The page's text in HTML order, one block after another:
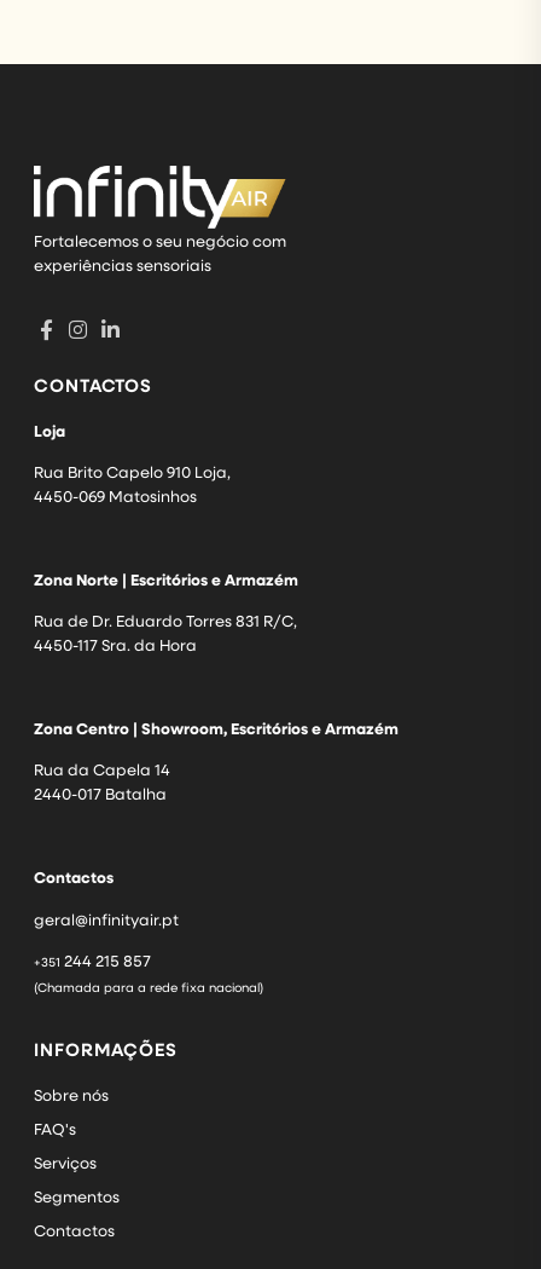
Fortalecemos o seu negócio com
experiências sensoriais
CONTACTOS
Loja
Rua Brito Capelo 910 Loja,
4450-069 Matosinhos
Zona Norte | Escritórios e Armazém
Rua de Dr. Eduardo Torres 831 R/C,
4450-117 Sra. da Hora
Zona Centro | Showroom, Escritórios e Armazém
Rua da Capela 14
2440-017 Batalha
Contactos
geral@infinityair.pt
+351 244 215 857
(Chamada para a rede fixa nacional)
INFORMAÇÕES
Sobre nós
FAQ's
Serviços
Segmentos
Contactos